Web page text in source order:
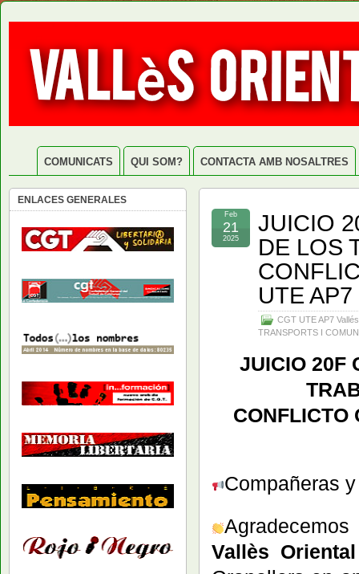
COMUNICATS QUI SOM? CONTACTA AMB NOSALTRES
JUICIO
DE LOS
UTE
CGT UTE AP7 Vallés
TRANSPORTS I
Feb
21
2025
JUICIO 20F
CONFLICTO
Compañeras
Vallès Oriental
ENLACES GENERALES